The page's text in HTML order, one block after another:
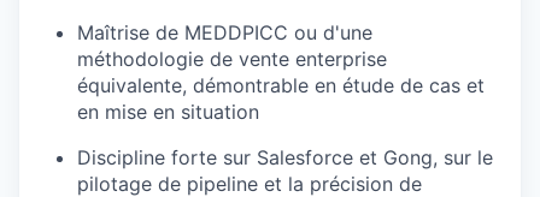
Maîtrise de MEDDPICC ou d'une
méthodologie de vente enterprise
équivalente, démontrable en étude de cas et
en mise en situation
Discipline forte sur Salesforce et Gong, sur le
pilotage de pipeline et la précision de